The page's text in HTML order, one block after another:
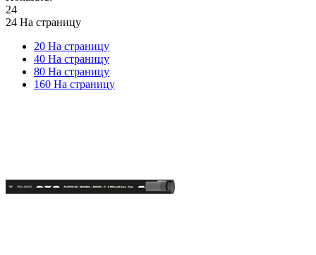
24
24 На страницу
20 На страницу
40 На страницу
80 На страницу
160 На страницу